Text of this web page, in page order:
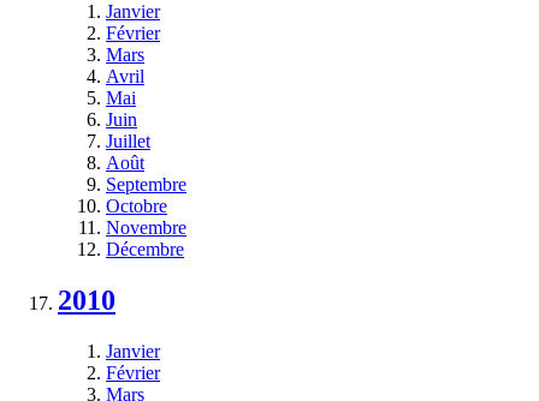
Janvier
Février
Mars
Avril
Mai
Juin
Juillet
Août
Septembre
Octobre
Novembre
Décembre
2010
Janvier
Février
Mars